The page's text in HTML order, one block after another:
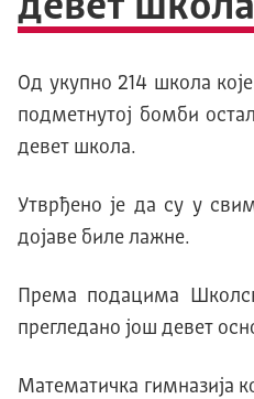
девет школа
Од укупно 214 школа
подметнутој бомби
девет школа.
Утврђено је да су у
дојаве биле лажне.
Према подацима
прегледано још девет
Математичка гимназија